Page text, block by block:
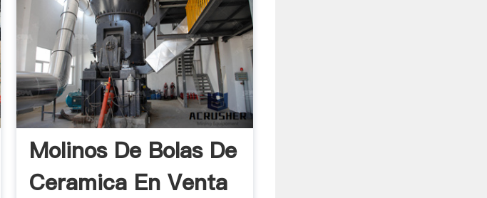
Molinos De Bolas De
Ceramica En Venta